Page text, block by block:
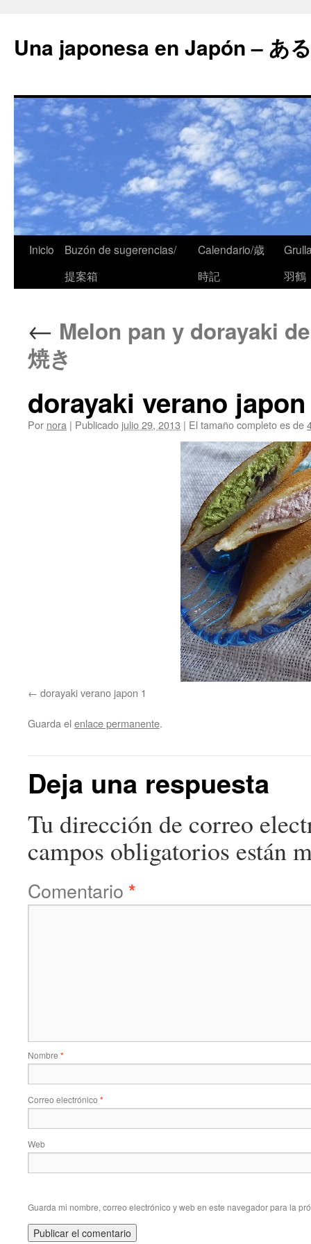
Una japonesa en Japón – あ
Inicio
Buzón de sugerencias/
提案箱
Calendario/歳
時記
羽鶴
← Melon pan y dorayaki
焼き
dorayaki verano
Por nora | Publicado julio 29, 2013 | El tamaño completo es de
dorayaki verano japon 1
Guarda el enlace permanente.
Deja una respuesta
Tu dirección de correo
campos obligatorios están
Comentario *
Nombre *
Correo electrónico *
Web
Guarda mi nombre, correo electrónico y web en este navegador para la